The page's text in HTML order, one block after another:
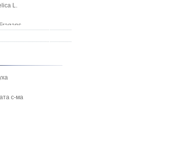
L.
L.
L.
L.
с-ма